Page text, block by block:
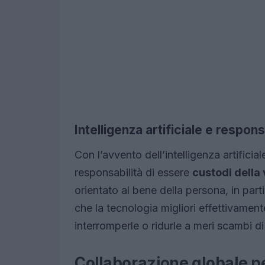
Intelligenza artificiale e
Con l’avvento dell’intelligenza
responsabilità di essere custodi della
orientato al bene della persona, in
che la tecnologia migliori
interromperle o ridurle a meri scambi